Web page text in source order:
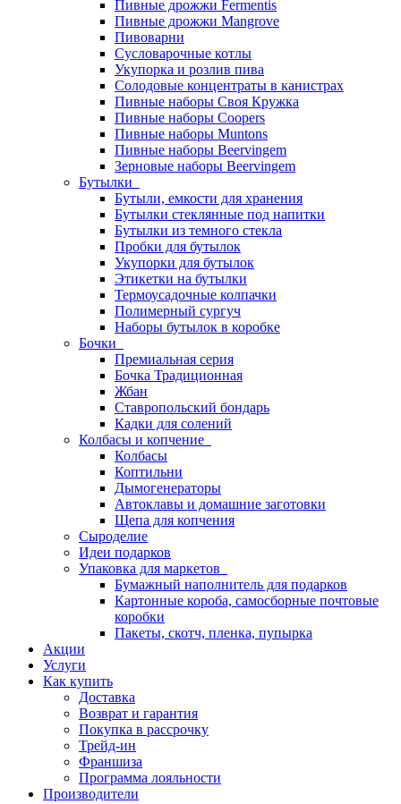
Пивные дрожжи Fermentis
Пивные дрожжи Mangrove
Пивоварни
Сусловарочные котлы
Укупорка и розлив пива
Солодовые концентраты в канистрах
Пивные наборы Своя Кружка
Пивные наборы Coopers
Пивные наборы Muntons
Пивные наборы Beervingem
Зерновые наборы Beervingem
Бутылки
Бутыли, емкости для хранения
Бутылки стеклянные под напитки
Бутылки из темного стекла
Пробки для бутылок
Укупорки для бутылок
Этикетки на бутылки
Термоусадочные колпачки
Полимерный сургуч
Наборы бутылок в коробке
Бочки
Премиальная серия
Бочка Традиционная
Жбан
Ставропольский бондарь
Кадки для солений
Колбасы и копчение
Колбасы
Коптильни
Дымогенераторы
Автоклавы и домашние заготовки
Щепа для копчения
Сыроделие
Идеи подарков
Упаковка для маркетов
Бумажный наполнитель для подарков
Картонные короба, самосборные почтовые
коробки
Пакеты, скотч, пленка, пупырка
Акции
Услуги
Как купить
Доставка
Возврат и гарантия
Покупка в рассрочку
Трейд-ин
Франшиза
Программа лояльности
Производители